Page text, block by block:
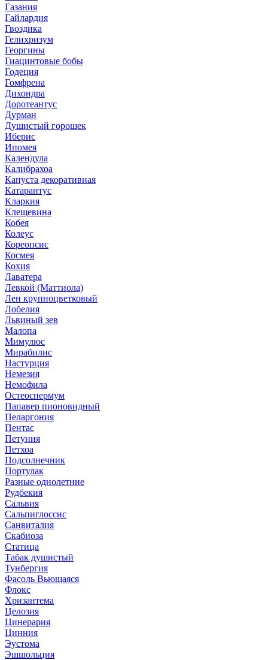
Газания
Гайлардия
Гвоздика
Гелихризум
Георгины
Гиацинтовые бобы
Годеция
Гомфрена
Дихондра
Доротеантус
Дурман
Душистый горошек
Иберис
Ипомея
Календула
Калибрахоа
Капуста декоративная
Катарантус
Кларкия
Клещевина
Кобея
Колеус
Кореопсис
Космея
Кохия
Лаватера
Левкой (Маттиола)
Лен крупноцветковый
Лобелия
Львиный зев
Малопа
Мимулюс
Мирабилис
Настурция
Немезия
Немофила
Остеоспермум
Папавер пионовидный
Пеларгония
Пентас
Петуния
Петхоа
Подсолнечник
Портулак
Разные однолетние
Рудбекия
Сальвия
Сальпиглоссис
Санвиталия
Скабиоза
Статица
Табак душистый
Тунбергия
Фасоль Вьющаяся
Флокс
Хризантема
Целозия
Цинерария
Цинния
Эустома
Эшшольция